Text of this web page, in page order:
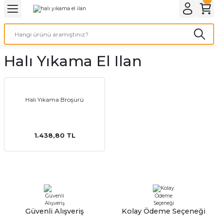
Geri Dön
Geri Dön
Geri Dön
Geri Dön
Ürünleri
Geri Dön
Geri Dön
Geri Dön
Halı Yıkama El Ilan
Halı Yıkama Broşürü
1.438,80 TL
Güvenli Alışveriş Kolay Ödeme Seçeneği